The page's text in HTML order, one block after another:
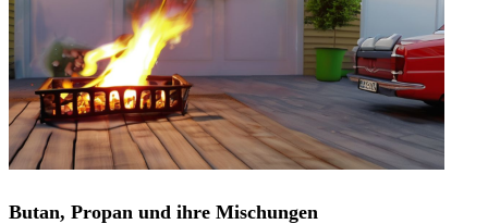
Butan, Propan und ihre Mischungen